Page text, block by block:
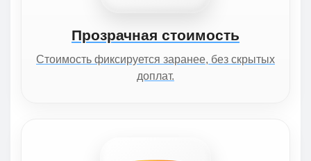
Прозрачная стоимость
Стоимость фиксируется заранее, без скрытых
доплат.